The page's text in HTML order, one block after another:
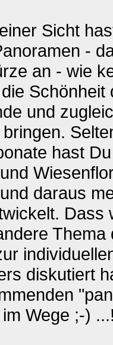
Sicht
-
an - wie
Schönheit
und
hast
daraus
Dass
Thema
diskutiert
Wege ;-)